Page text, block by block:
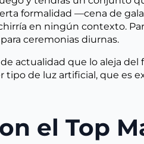
formalidad —cena de
en ningún contexto.
ceremonias diurnas.
actualidad que lo aleja del
tipo de luz artificial, que
el Top